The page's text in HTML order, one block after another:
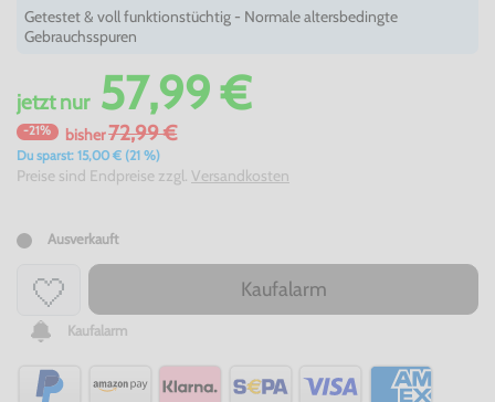
Getestet & voll funktionstüchtig - Normale altersbedingte
Gebrauchsspuren
jetztnur57,99 €
-21% bisher72,99 €
Du sparst: 15,00 € (21 %)
Preise sind Endpreise zzgl. Versandkosten
Ausverkauft
Kaufalarm
Kaufalarm